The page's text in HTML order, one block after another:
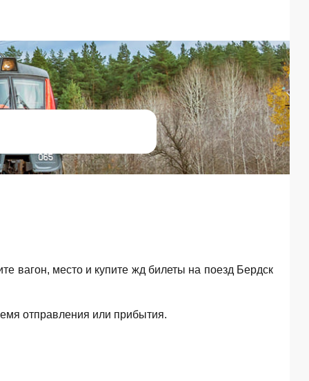
вагон, место и купите жд билеты на поезд Бердск
отправления или прибытия.